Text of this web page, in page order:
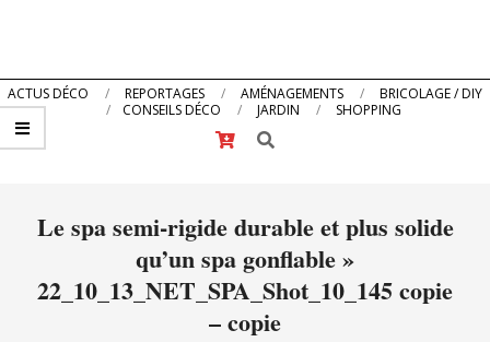
Primary
Navigation
Menu
ACTUS DÉCO REPORTAGES AMÉNAGEMENTS
BRICOLAGE / DIY
CONSEILS DÉCO
JARDIN
SHOPPING
Search
Le spa semi-rigide durable et plus solide
qu’un spa gonflable »
22_10_13_NET_SPA_Shot_10_145 copie
– copie